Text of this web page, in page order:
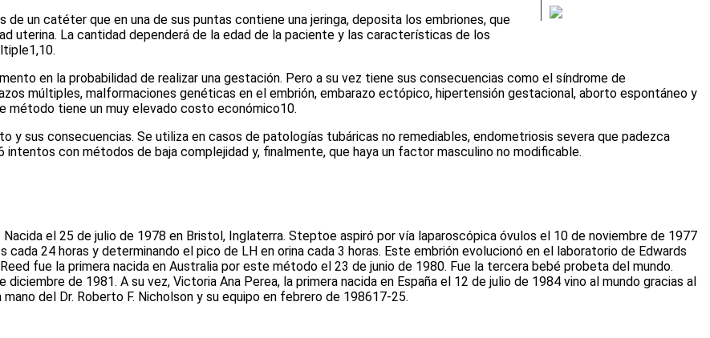
un catéter que en una de sus puntas contiene una jeringa, deposita los embriones, que
uterina. La cantidad dependerá de la edad de la paciente y las características de los
1,10.
en la probabilidad de realizar una gestación. Pero a su vez tiene sus consecuencias como el síndrome de
múltiples, malformaciones genéticas en el embrión, embarazo ectópico, hipertensión gestacional, aborto espontáneo y
método tiene un muy elevado costo económico10.
y sus consecuencias. Se utiliza en casos de patologías tubáricas no remediables, endometriosis severa que padezca
con métodos de baja complejidad y, finalmente, que haya un factor masculino no modificable.
Nacida el 25 de julio de 1978 en Bristol, Inglaterra. Steptoe aspiró por vía laparoscópica óvulos el 10 de noviembre de 1977
24 horas y determinando el pico de LH en orina cada 3 horas. Este embrión evolucionó en el laboratorio de Edwards
fue la primera nacida en Australia por este método el 23 de junio de 1980. Fue la tercera bebé probeta del mundo.
de 1981. A su vez, Victoria Ana Perea, la primera nacida en España el 12 de julio de 1984 vino al mundo gracias al
del Dr. Roberto F. Nicholson y su equipo en febrero de 198617-25.